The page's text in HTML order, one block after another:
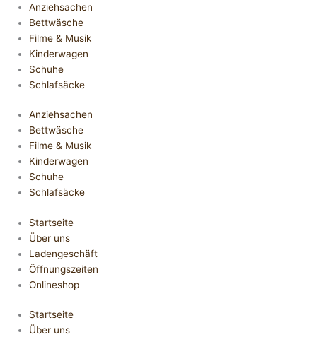
Anziehsachen
Bettwäsche
Filme & Musik
Kinderwagen
Schuhe
Schlafsäcke
Anziehsachen
Bettwäsche
Filme & Musik
Kinderwagen
Schuhe
Schlafsäcke
Startseite
Über uns
Ladengeschäft
Öffnungszeiten
Onlineshop
Startseite
Über uns